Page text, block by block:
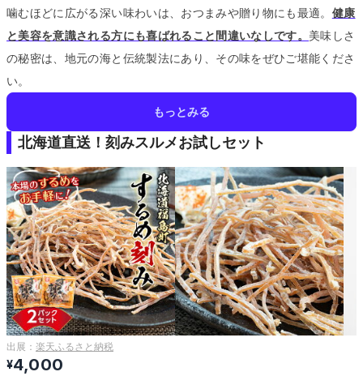
噛むほどに広がる深い味わいは、おつまみや贈り物にも最適。 健康
と美容を意識される方にも喜ばれること間違いなしです。 美味しさ
の秘密は、地元の海と伝統製法にあり、その味をぜひご堪能くださ
い。
もっとみる
北海道直送！刻みスルメお試しセット
出展： 楽天ふるさと納税
¥4,000